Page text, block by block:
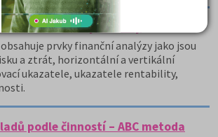
- finanční analýza firmy
prvky finanční analýzy jako jsou
a ztrát, horizontální a vertikální
ukazatele, ukazatele rentability,
podle činností – ABC metoda